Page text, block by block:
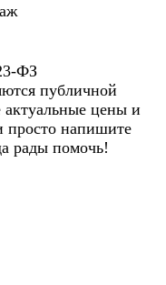
ФЗ
публичной
цены и
просто напишите
рады помочь!